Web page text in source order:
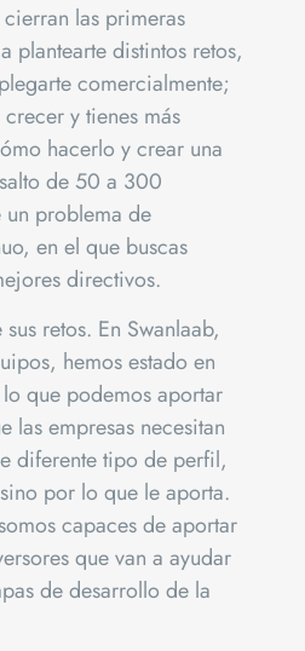
las primeras
plantearte distintos retos,
comercialmente;
y tienes más
hacerlo y crear una
de 50 a 300
problema de
en el que buscas
directivos.
retos. En Swanlaab,
hemos estado en
que podemos aportar
las empresas necesitan
diferente tipo de perfil,
por lo que le aporta.
capaces de aportar
que van a ayudar
de desarrollo de la